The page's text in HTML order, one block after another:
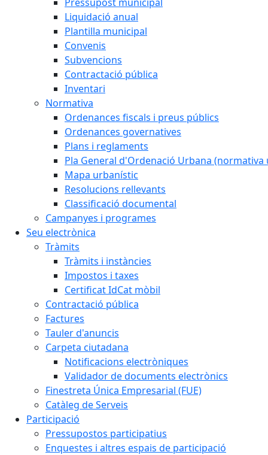
Liquidació anual
Plantilla municipal
Convenis
Subvencions
Contractació pública
Inventari
Normativa
Ordenances fiscals i preus públics
Ordenances governatives
Plans i reglaments
Pla General d'Ordenació Urbana (normativa
Mapa urbanístic
Resolucions rellevants
Classificació documental
Campanyes i programes
Seu electrònica
Tràmits
Tràmits i instàncies
Impostos i taxes
Certificat IdCat mòbil
Contractació pública
Factures
Tauler d'anuncis
Carpeta ciutadana
Notificacions electròniques
Validador de documents electrònics
Finestreta Única Empresarial (FUE)
Catàleg de Serveis
Participació
Pressupostos participatius
Enquestes i altres espais de participació